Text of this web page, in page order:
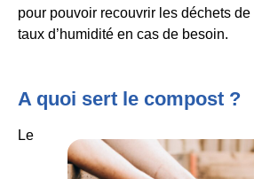
pour pouvoir recouvrir les déchets
taux d’humidité en cas de besoin.
A quoi sert le compost ?
Le